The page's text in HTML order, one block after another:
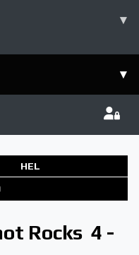
▾
▾
HEL
Rocks 4 -